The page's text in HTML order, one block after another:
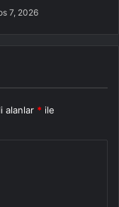
7, 2026
alanlar * ile